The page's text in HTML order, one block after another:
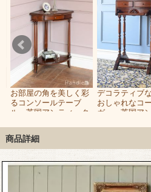
お部屋の角を美しく彩
るコンソールテーブ
ル、英国アンティーク
ーテーブル
デコラティブ
おしゃれなコ
ガー、英国アン
ド
商品詳細